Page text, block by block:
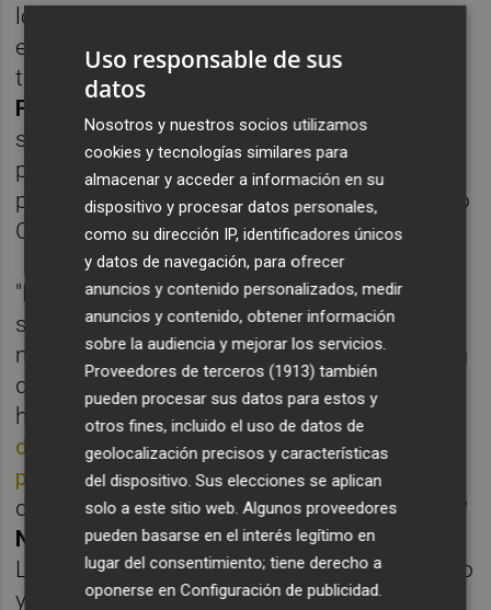
lo que sería un histórico regreso a la élite del
equipo carbayón. De hecho, Carrión ha sido
todo este tiempo uno de los futuribles de
Felipe Miñambres
situación del Oviedo privaba al astorgano de
profundizar en la negociación con un
preparador que quedaría libre en junio, como
Calero, si no hay más novedad.
"Esperamos decidir a lo largo de esta
semana. Hoy es domingo, él juega hoy y
mañana empezaremos. Esperemos que, sea
quien sea el que venga, nos dé lo que no
hemos podido conseguir esta temporada",
dijo Felipe en su última comparecencia
pública. Se refería a Calero sin mencionarle
directamente. " ¿Si seguiré en el Cartagena?
No lo sé, la semana que viene lo veremos
Lo que sí sé es que he disfrutado muchísimo
y lo que suceda va a ser cosa de esta
Uso responsable de sus
datos
Nosotros y nuestros socios utilizamos
cookies y tecnologías similares para
almacenar y acceder a información en su
dispositivo y procesar datos personales,
como su dirección IP, identificadores únicos
y datos de navegación, para ofrecer
anuncios y contenido personalizados, medir
anuncios y contenido, obtener información
sobre la audiencia y mejorar los servicios.
Proveedores de terceros (1913) también
pueden procesar sus datos para estos y
otros fines, incluido el uso de datos de
geolocalización precisos y características
del dispositivo. Sus elecciones se aplican
solo a este sitio web. Algunos proveedores
pueden basarse en el interés legítimo en
lugar del consentimiento; tiene derecho a
oponerse enConfiguración de publicidad.